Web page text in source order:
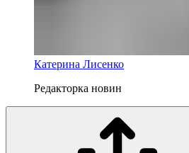
Катерина Лисенко
Редакторка новин